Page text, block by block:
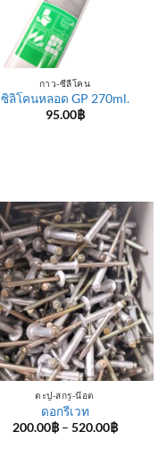
กาว-ซีลีโคน
ซิลิโคนหลอด GP 270ml.
95.00฿
ตะปู-สกรู-น๊อต
ดอกรีเวท
200.00฿ – 520.00฿Price